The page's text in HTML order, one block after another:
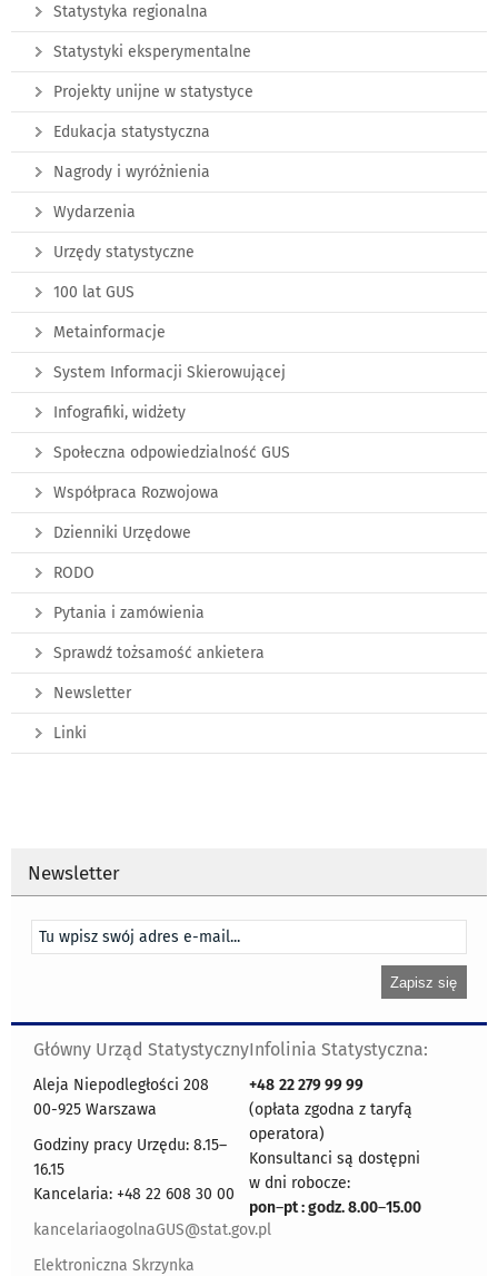
Statystyka regionalna
Statystyki eksperymentalne
Projekty unijne w statystyce
Edukacja statystyczna
Nagrody i wyróżnienia
Wydarzenia
Urzędy statystyczne
100 lat GUS
Metainformacje
System Informacji Skierowującej
Infografiki, widżety
Społeczna odpowiedzialność GUS
Współpraca Rozwojowa
Dzienniki Urzędowe
RODO
Pytania i zamówienia
Sprawdź tożsamość ankietera
Newsletter
Linki
Newsletter
Główny Urząd Statystyczny
Aleja Niepodległości 208
00-925 Warszawa
Godziny pracy Urzędu: 8.15–
16.15
Kancelaria: +48 22 608 30 00
kancelariaogolnaGUS@stat.gov.pl
Elektroniczna Skrzynka
Infolinia Statystyczna:
+48 22 279 99 99
(opłata zgodna z taryfą
operatora)
Konsultanci są dostępni
w dni robocze:
pon–pt : godz. 8.00–15.00